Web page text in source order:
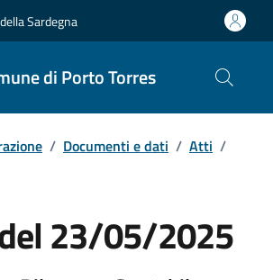
Sardegna
di Porto Torres
/ Documenti e dati / Atti /
23/05/2025